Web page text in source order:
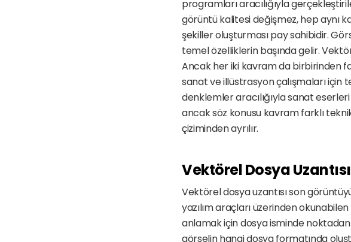
programları aracılığıyla
görüntü kalitesi değişmez, hep aynı
şekiller oluşturması pay sahibidir.
temel özelliklerin başında gelir.
Ancak her iki kavram da birbirinden
sanat ve illüstrasyon çalışmaları
denklemler aracılığıyla sanat
ancak söz konusu kavram farklı
çiziminden ayrılır.
Vektörel Dosya
Vektörel dosya uzantısı son
yazılım araçları üzerinden
anlamak için dosya isminde
görselin hangi dosya formatında